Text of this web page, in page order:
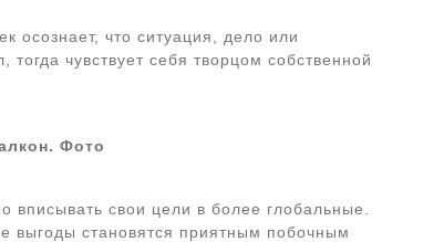
осознает, что ситуация, дело или
чувствует себя творцом собственной
Фото
свои цели в более глобальные.
становятся приятным побочным